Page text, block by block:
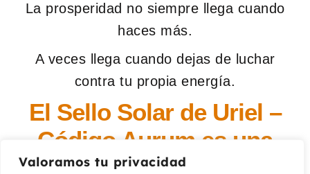
Valoramos tu privacidad
La prosperidad no siempre llega cuando
haces más.
A veces llega cuando dejas de luchar
contra tu propia energía.
El Sello Solar de Uriel –
Código Aurum es una
invitación a manifestar